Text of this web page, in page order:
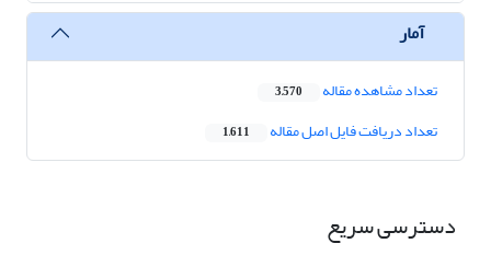
آمار
تعداد مشاهده مقاله 3,570
تعداد دریافت فایل اصل مقاله 1,611
دسترسی سریع